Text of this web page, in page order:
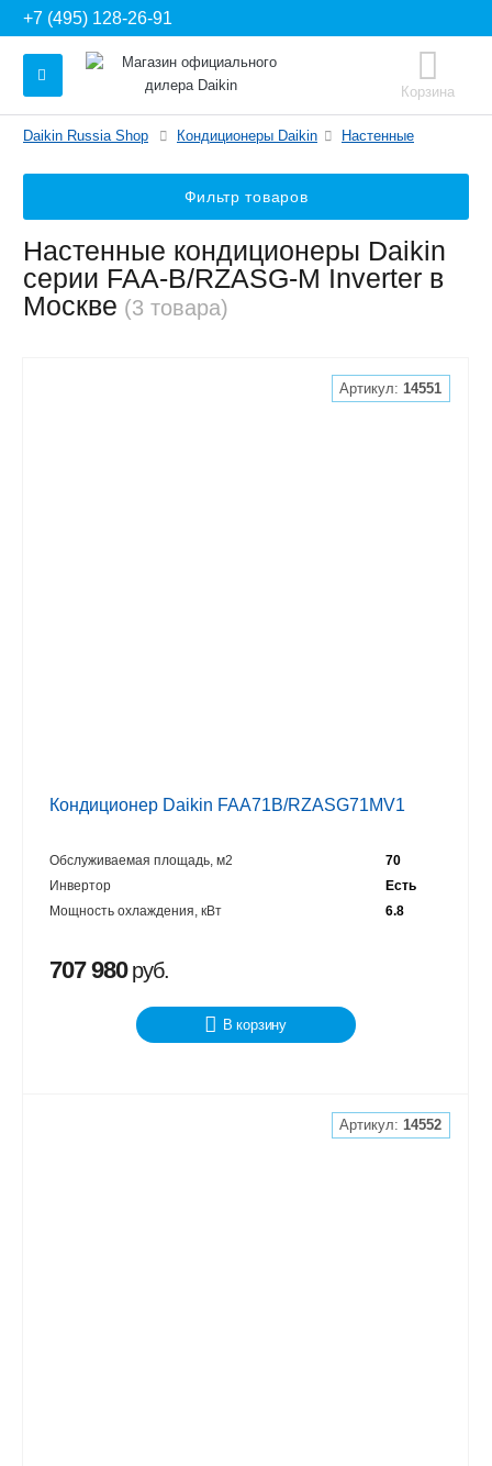
+7 (495) 128-26-91
Корзина
Daikin Russia Shop Кондиционеры Daikin Настенные
Фильтр товаров
Настенные кондиционеры Daikin
серии FAA-B/RZASG-M Inverter в
Москве (3 товара)
Артикул: 14551
Кондиционер Daikin FAA71B/RZASG71MV1
Обслуживаемая площадь, м2
70
Инвертор
Есть
Мощность охлаждения, кВт
6.8
707 980руб.
В корзину
Артикул:14552